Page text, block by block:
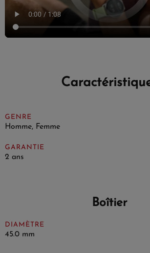
GENRE
Homme, Femme
GARANTIE
2 ans
Boîtier
DIAMÈTRE
45.0 mm